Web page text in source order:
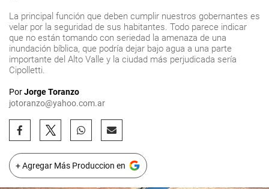
La principal función que deben cumplir nuestros gobernantes es
velar por la seguridad de sus habitantes. Todo parece indicar
que no están tomando con seriedad la amenaza de una
inundación bíblica, que podría dejar bajo agua a una parte
importante del Alto Valle y la ciudad más perjudicada sería
Cipolletti.
PorJorge Toranzo
jotoranzo@yahoo.com.ar
+ Agregar Más Produccion en